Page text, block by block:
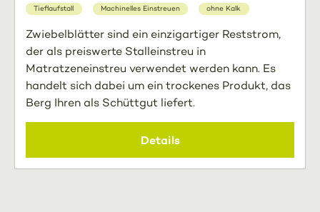
Tieflaufstall Machinelles Einstreuen ohne Kalk
Zwiebelblätter sind ein einzigartiger Reststrom,
der als preiswerte Stalleinstreu in
Matratzeneinstreu verwendet werden kann. Es
handelt sich dabei um ein trockenes Produkt, das
Berg Ihren als Schüttgut liefert.
Details